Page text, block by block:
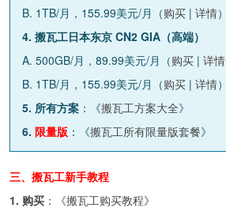
B. 1TB/月，155.99美元/月（购买 | 详情）
4. 搬瓦工日本东京 CN2 GIA（高端）
A. 500GB/月，89.99美元/月（购买 | 详情
B. 1TB/月，155.99美元/月（购买 | 详情）
5. 所有方案 ：《搬瓦工方案大全》
6. 限量版 ：《搬瓦工所有限量版套餐》
三、搬瓦工新手教程
1. 购买 ：《搬瓦工购买教程》